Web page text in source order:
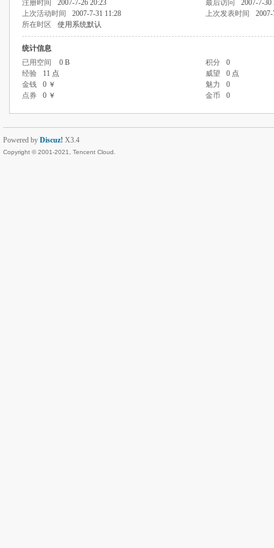
注册时间 2007-7-26 20:23 最后访问
2007-7-30
上次活动时间
2007-7-31 11:28 上次发表时间
所在时区
使用系统默认
统计信息
已用空间
0 B 积分
0
经验
11 点 威望
0 点
金钱
0 ￥ 魅力
0
点券
0 ￥ 金币 0
Powered by Discuz! X3.4
Copyright © 2001-2021, Tencent Cloud.